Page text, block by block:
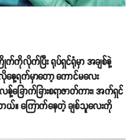
ကိုလိုက်ပြီး ရုပ်ရှင်ရုံမှာ အချစ်နဲ့
ေ့ရက်မှာတော့ ကောင်မလေး
က်ခြားစရာဇာတ်ကား၊ အက်ရှင်
တယ်။ ကြောက်နေတဲ့ ချစ်သူလေးကို